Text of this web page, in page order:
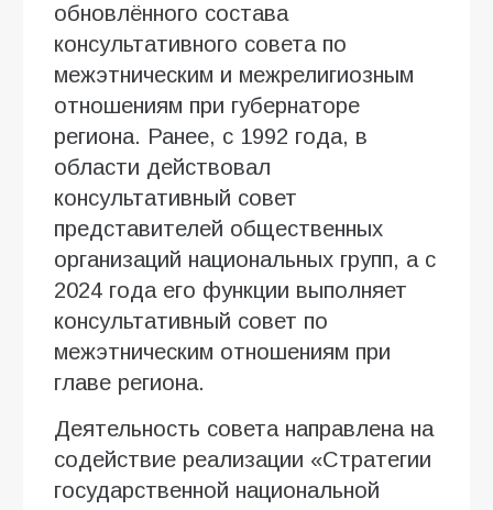
обновлённого состава
консультативного совета по
межэтническим и межрелигиозным
отношениям при губернаторе
региона. Ранее, с 1992 года, в
области действовал
консультативный совет
представителей общественных
организаций национальных групп, а с
2024 года его функции выполняет
консультативный совет по
межэтническим отношениям при
главе региона.
Деятельность совета направлена на
содействие реализации «Стратегии
государственной национальной